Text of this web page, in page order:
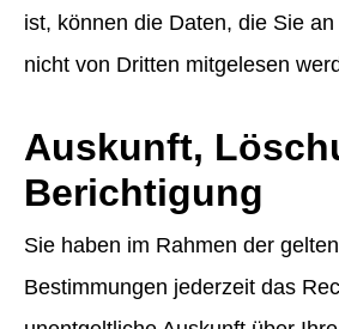
ist, können die Daten, die Sie
nicht von Dritten mitgelesen
Auskunft,
Berichtigung
Sie haben im Rahmen der
Bestimmungen jederzeit das